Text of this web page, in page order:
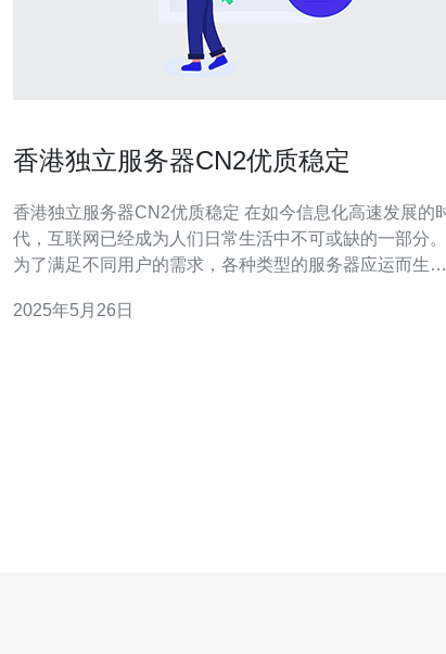
香港独立服务器CN2优质稳定
香港独立服务器CN2优质稳定 在如今信息化高速发展的时
代，互联网已经成为人们日常生活中不可或缺的一部分。
为了满足不同用户的需求，各种类型的服务器应运而生。
注。 香港独立服务器CN2是指在香港地区搭建的独立服务
2025年5月26日